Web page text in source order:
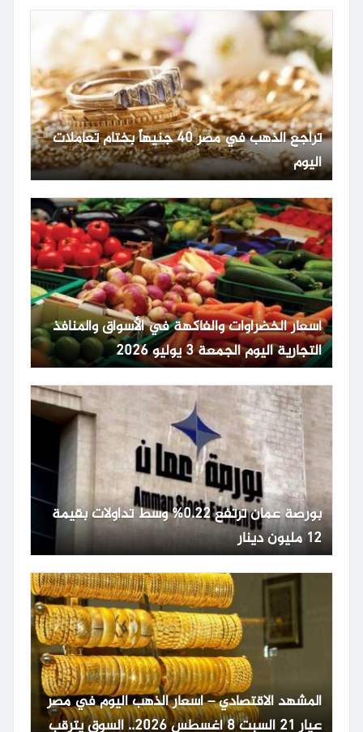
تراجع الذهب في مصر 40 جنيهاً بختام تعاملات
اليوم
أسعار الخضراوات والفاكهة في الأسواق والمنافذ
التجارية اليوم الجمعة 3 يوليو 2026
بورصة عمان ترتفع 0.22% وسط تداولات بقيمة
12 مليون دينار
المشهد الاقتصادي – اسعار الذهب اليوم في مصر
عيار 21 السبت 8 أغسطس 2026.. السوق يترقب